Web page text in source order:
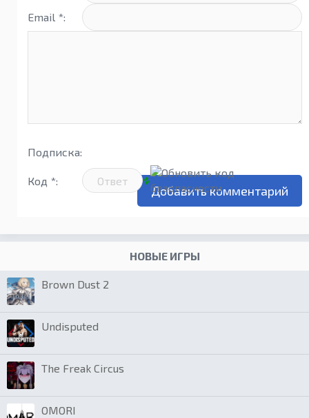
Email *:
Подписка:
Код *:
НОВЫЕ ИГРЫ
Brown Dust 2
Undisputed
The Freak Circus
OMORI